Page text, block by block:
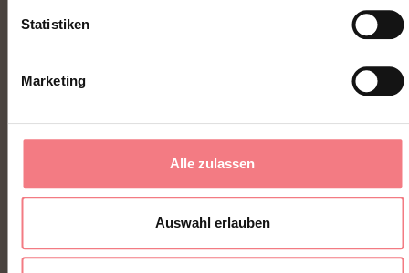
Statistiken
Marketing
Alle zulassen
Auswahl erlauben
segreteria@dmodolomiti.it
Newsletter Informationsanfrage